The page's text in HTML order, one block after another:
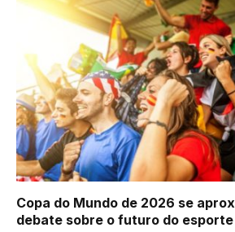
Copa do Mundo de 2026 se
debate sobre o futuro do